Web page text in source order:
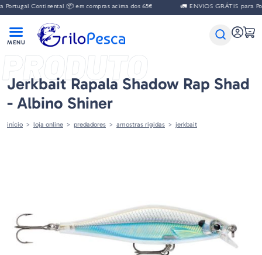
Continental 📦 em compras acima dos 65€ 🚛 ENVIOS GRÁTIS para
PRODUTO
Jerkbait Rapala Shadow Rap Shad
- Albino Shiner
início loja online predadores amostras rigidas jerkbait